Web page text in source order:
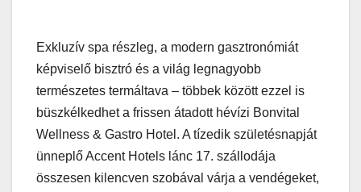
Exkluzív spa részleg, a modern gasztronómiát
képviselő bisztró és a világ legnagyobb
természetes termáltava – többek között ezzel is
büszkélkedhet a frissen átadott hévízi Bonvital
Wellness & Gastro Hotel. A tízedik születésnapját
ünneplő Accent Hotels lánc 17. szállodája
összesen kilencven szobával várja a vendégeket,